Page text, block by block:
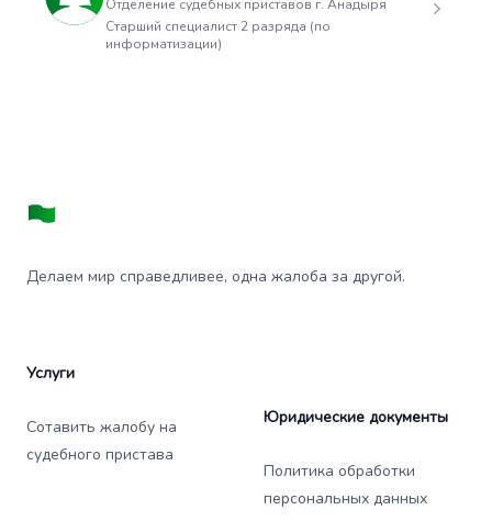
Отделение судебных приставов г. Анадыря
Старший специалист 2 разряда (по
информатизации)
Делаем мир справедливее, одна жалоба за другой.
Услуги
Сотавить жалобу на
судебного пристава
Юридические документы
Политика обработки
персональных данных